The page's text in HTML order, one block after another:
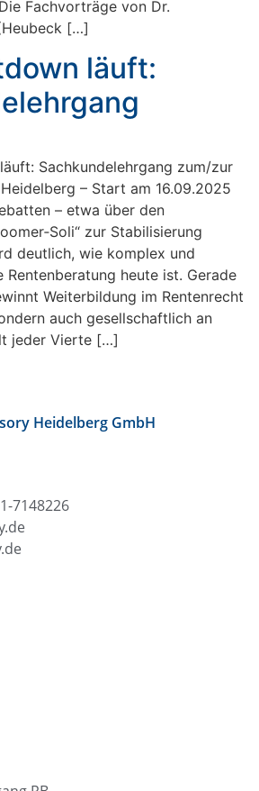
Fachvorträge von Dr.
[…]
läuft:
Sachkundelehrgang zum/zur
– Start am 16.09.2025
– etwa über den
zur Stabilisierung
deutlich, wie komplex und
heute ist. Gerade
Weiterbildung im Rentenrecht
auch gesellschaftlich an
jeder Vierte […]
Heidelberg GmbH
7148226